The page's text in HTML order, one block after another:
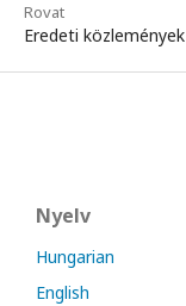
Rovat
Eredeti közlemények
Nyelv
Hungarian
English